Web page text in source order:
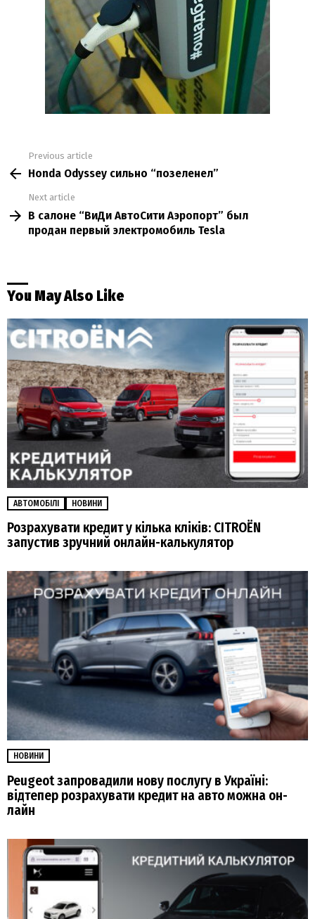
more
Previous article
Honda Odyssey сильно “позеленел”
Next article
В салоне “ВиДи АвтоСити Аэропорт” был
продан первый электромобиль Tesla
You May Also Like
АВТОМОБІЛІ НОВИНИ
Розрахувати кредит у кілька кліків: CITROËN
запустив зручний онлайн-калькулятор
НОВИНИ
Peugeot запровадили нову послугу в Україні:
відтепер розрахувати кредит на авто можна он-
лайн